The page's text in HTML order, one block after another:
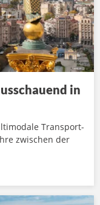
in
Transport-
zwischen der